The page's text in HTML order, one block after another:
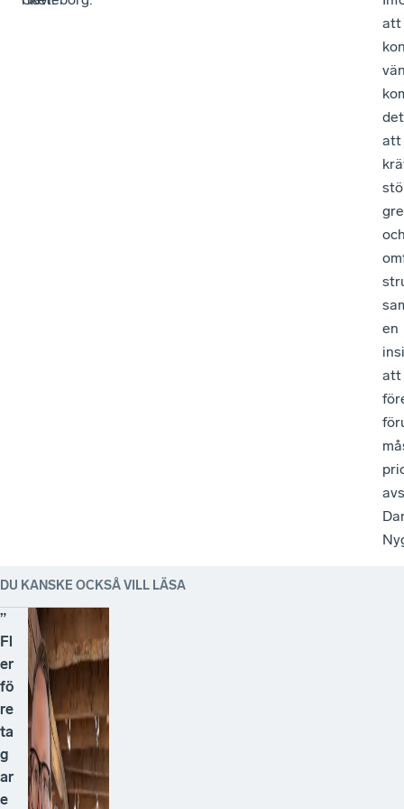
att
det
att
en
att
DU KANSKE OCKSÅ VILL LÄSA
”
Fl
er
fö
re
ta
g
ar
e